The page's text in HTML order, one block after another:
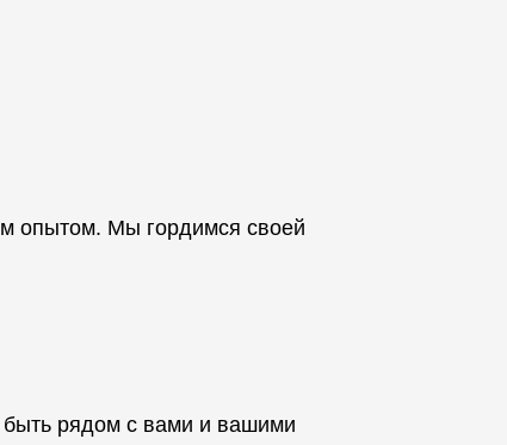
опытом. Мы гордимся своей
рядом с вами и вашими